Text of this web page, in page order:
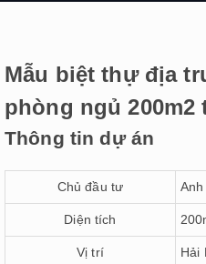
Mẫu biệt thự địa
phòng ngủ 200m2
Thông tin dự án
Chủ đầu tư Anh
Diện tích
Vị trí Hải